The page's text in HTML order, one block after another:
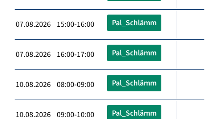
07.08.2026 15:00-16:00 Pal_Schlämm
07.08.2026 16:00-17:00 Pal_Schlämm
10.08.2026 08:00-09:00 Pal_Schlämm
10.08.2026 09:00-10:00 Pal_Schlämm